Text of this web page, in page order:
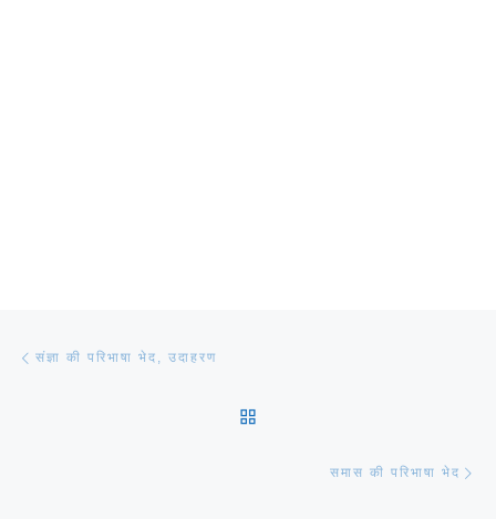
संज्ञा की परिभाषा भेद, उदाहरण
समास की परिभाषा भेद